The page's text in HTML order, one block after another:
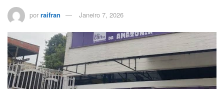
por raifran Janeiro 7, 2026